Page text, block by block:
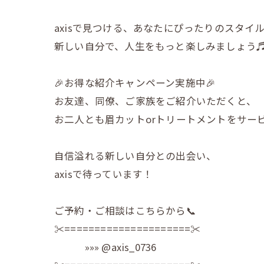
axisで見つける、あなたにぴったりのスタイル
新しい自分で、人生をもっと楽しみましょう♬
🎉お得な紹介キャンペーン実施中🎉
お友達、同僚、ご家族をご紹介いただくと、
お二人とも眉カットorトリートメントをサー
自信溢れる新しい自分との出会い、
axisで待っています！
ご予約・ご相談はこちらから📞
✂︎=====================✂︎
»»» @axis_0736